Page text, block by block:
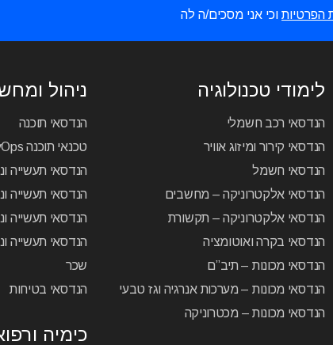
הפרטיות וכי אני מסכים/ה לה
לימודי טכנולוגיה
הנדסאי רכב חשמלי
הנדסאי קירור ומיזוג אוויר
הנדסאי חשמל
הנדסאי אלקטרוניקה – מחשבים
הנדסאי אלקטרוניקה – תקשורת
הנדסאי בקרה ואוטומציה
הנדסאי מכונות – תיב”ם
הנדסאי מכונות – מערכות אנרגיה וגז טבעי
הנדסאי מכונות – מכטרוניקה
ניהול
הנדסאי תוכנה
טכנאי תוכנה DevOps
הנדסאי תעשייה
הנדסאי תעשייה
הנדסאי תעשייה
הנדסאי תעשייה
שכר
הנדסאי בטיחות
כימיה